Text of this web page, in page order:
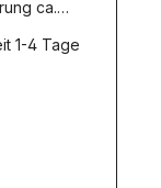
ca.
1-4 Tage